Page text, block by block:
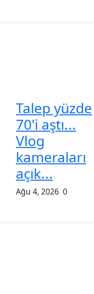
Talep yüzde
70'i aştı...
Vlog
kameraları
açık...
Ağu 4, 2026 0